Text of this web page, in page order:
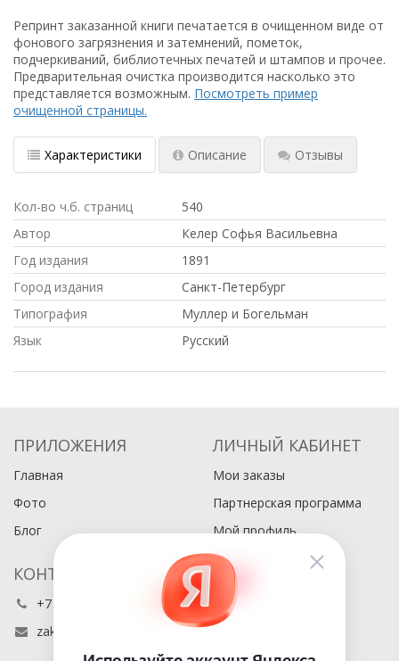
Репринт заказанной книги печатается в очищенном виде от
фонового загрязнения и затемнений, пометок,
подчеркиваний, библиотечных печатей и штампов и прочее.
Предварительная очистка производится насколько это
представляется возможным. Посмотреть пример
очищенной страницы.
Характеристики Описание Отзывы
Кол-во ч.б. страниц
540
Автор
Келер Софья Васильевна
Год издания
1891
Город издания
Санкт-Петербург
Типография
Муллер и Богельман
Язык
Русский
ПРИЛОЖЕНИЯ
Главная
Фото
Блог
ЛИЧНЫЙ КАБИНЕТ
Мои заказы
Партнерская программа
Мой профиль
КОНТАКТЫ
+7 (495) 486-80-76
zakaz@buyabook.ru